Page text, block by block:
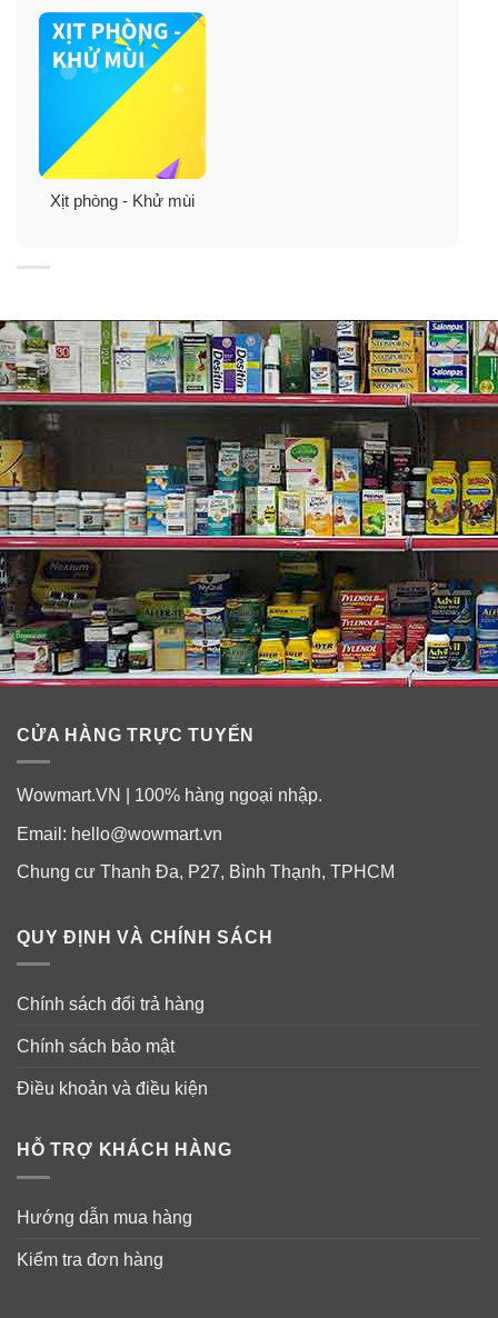
Với hương thơm thoáng mát, vừa được sạch thoáng
của Fresh, bạn sẽ muốn có được mùi hương đáng thèm
muốn này trong tầm tay. Và hãy tận hưởng kỳ nghỉ nhiệt
đới với hương thơm trái cây của Febreze Touch
Paradise không bao gồm nắng. Nâng cấp các bề mặt
mềm khó giặt, được yêu thích đó với xịt thơm vải
Febreze UnStopables Touch. Bạn sẽ loại bỏ mùi hôi
thối và biến ngôi nhà của mình thành một khu bảo tồn
mùi hương với chỉ những cái chạm vào đáng yêu.
cảm ứng Febreze Unstopables.
✓
Công nghệ kích hoạt cảm ứng đột phá lưu giữ mùi
tận hưởng sự tươi mát theo yêu cầu.
Xịt phòng - Khử mùi
CỬA HÀNG TRỰC TUYẾN
Wowmart.VN | 100% hàng ngoại nhập.
Email: hello@wowmart.vn
Chung cư Thanh Đa, P27, Bình Thạnh, TPHCM
QUY ĐỊNH VÀ CHÍNH SÁCH
Chính sách đổi trả hàng
Chính sách bảo mật
Điều khoản và điều kiện
HỖ TRỢ KHÁCH HÀNG
Hướng dẫn mua hàng
Kiểm tra đơn hàng